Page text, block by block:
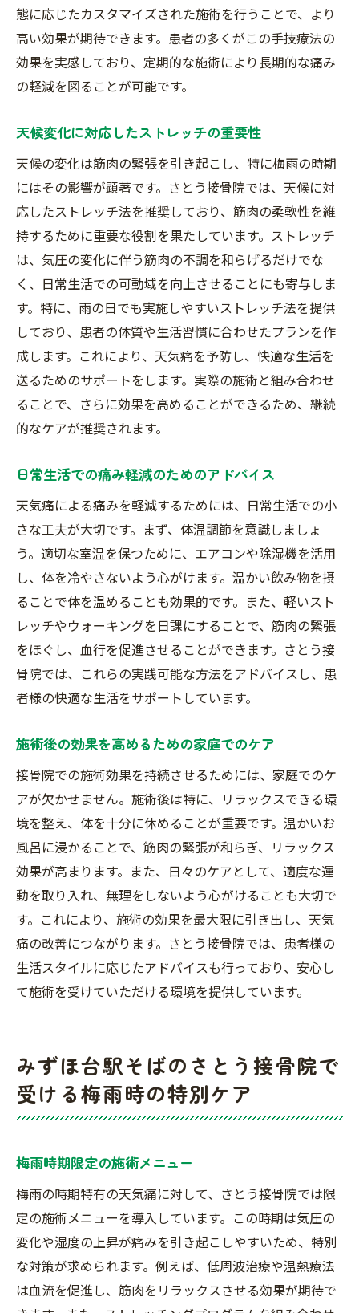
態に応じたカスタマイズされた施術を行うことで、より
高い効果が期待できます。患者の多くがこの手技療法の
効果を実感しており、定期的な施術により長期的な痛み
の軽減を図ることが可能です。
天候変化に対応したストレッチの重要性
天候の変化は筋肉の緊張を引き起こし、特に梅雨の時期
にはその影響が顕著です。さとう接骨院では、天候に対
応したストレッチ法を推奨しており、筋肉の柔軟性を維
持するために重要な役割を果たしています。ストレッチ
は、気圧の変化に伴う筋肉の不調を和らげるだけでな
く、日常生活での可動域を向上させることにも寄与しま
す。特に、雨の日でも実施しやすいストレッチ法を提供
しており、患者の体質や生活習慣に合わせたプランを作
成します。これにより、天気痛を予防し、快適な生活を
送るためのサポートをします。実際の施術と組み合わせ
ることで、さらに効果を高めることができるため、継続
的なケアが推奨されます。
日常生活での痛み軽減のためのアドバイス
天気痛による痛みを軽減するためには、日常生活での小
さな工夫が大切です。まず、体温調節を意識しましょ
う。適切な室温を保つために、エアコンや除湿機を活用
し、体を冷やさないよう心がけます。温かい飲み物を摂
ることで体を温めることも効果的です。また、軽いスト
レッチやウォーキングを日課にすることで、筋肉の緊張
をほぐし、血行を促進させることができます。さとう接
骨院では、これらの実践可能な方法をアドバイスし、患
者様の快適な生活をサポートしています。
施術後の効果を高めるための家庭でのケア
接骨院での施術効果を持続させるためには、家庭でのケ
アが欠かせません。施術後は特に、リラックスできる環
境を整え、体を十分に休めることが重要です。温かいお
風呂に浸かることで、筋肉の緊張が和らぎ、リラックス
効果が高まります。また、日々のケアとして、適度な運
動を取り入れ、無理をしないよう心がけることも大切で
す。これにより、施術の効果を最大限に引き出し、天気
痛の改善につながります。さとう接骨院では、患者様の
生活スタイルに応じたアドバイスも行っており、安心し
て施術を受けていただける環境を提供しています。
みずほ台駅そばのさとう接骨院で
受ける梅雨時の特別ケア
梅雨時期限定の施術メニュー
梅雨の時期特有の天気痛に対して、さとう接骨院では限
定の施術メニューを導入しています。この時期は気圧の
変化や湿度の上昇が痛みを引き起こしやすいため、特別
な対策が求められます。例えば、低周波治療や温熱療法
は血流を促進し、筋肉をリラックスさせる効果が期待で